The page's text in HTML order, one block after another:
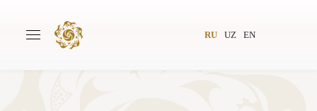
RU UZ EN